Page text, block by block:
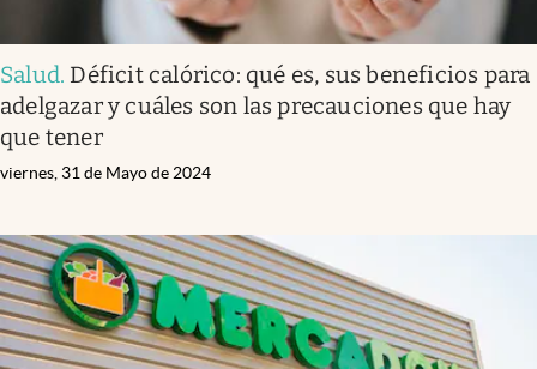
Salud. Déficit calórico: qué es, sus beneficios para
adelgazar y cuáles son las precauciones que hay
que tener
viernes, 31 de Mayo de 2024